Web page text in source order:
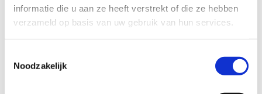
informatie die u aan ze heeft verstrekt of die ze hebben
verzameld op basis van uw gebruik van hun services.
Noodzakelijk
Naast deze datacollectie (pijler 1 van het project) omvat
het project ook een online databank met goede
voorbeelden. (pijler 2 van het project) En er werd samen
aan het creëren van bewustzijn rond genderongelijkheid